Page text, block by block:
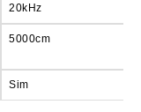
20kHz
5000cm
Sim